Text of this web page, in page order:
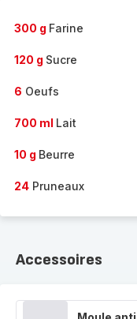
300 g Farine
120 g Sucre
6 Oeufs
700 ml Lait
10 g Beurre
24 Pruneaux
Accessoires